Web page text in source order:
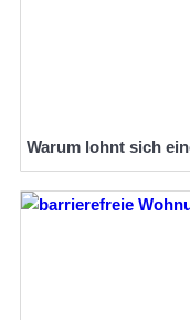
Warum lohnt sich